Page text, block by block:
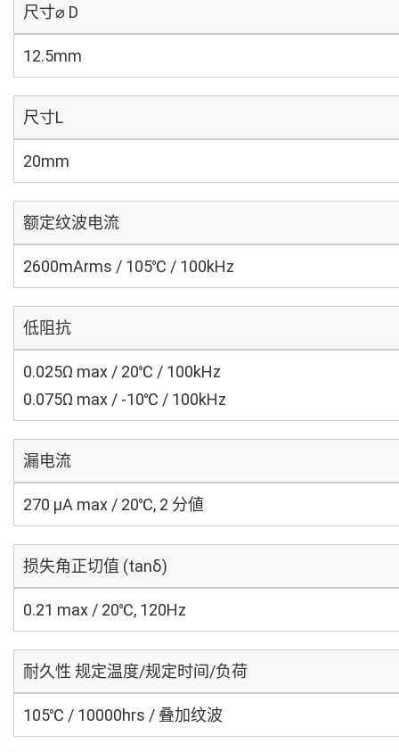
尺寸⌀ D
12.5mm
尺寸L
20mm
额定纹波电流
2600mArms / 105℃ / 100kHz
低阻抗
0.025Ω max / 20℃ / 100kHz
0.075Ω max / -10℃ / 100kHz
漏电流
270 μA max / 20℃, 2 分値
损失角正切值 (tanδ)
0.21 max / 20℃, 120Hz
耐久性 规定温度/规定时间/负荷
105℃ / 10000hrs / 叠加纹波